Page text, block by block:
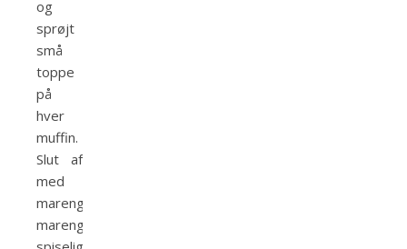
og
sprøjt
små
toppe
på
hver
muffin.
Slut af
med
marengspinde,
marengstoppe,